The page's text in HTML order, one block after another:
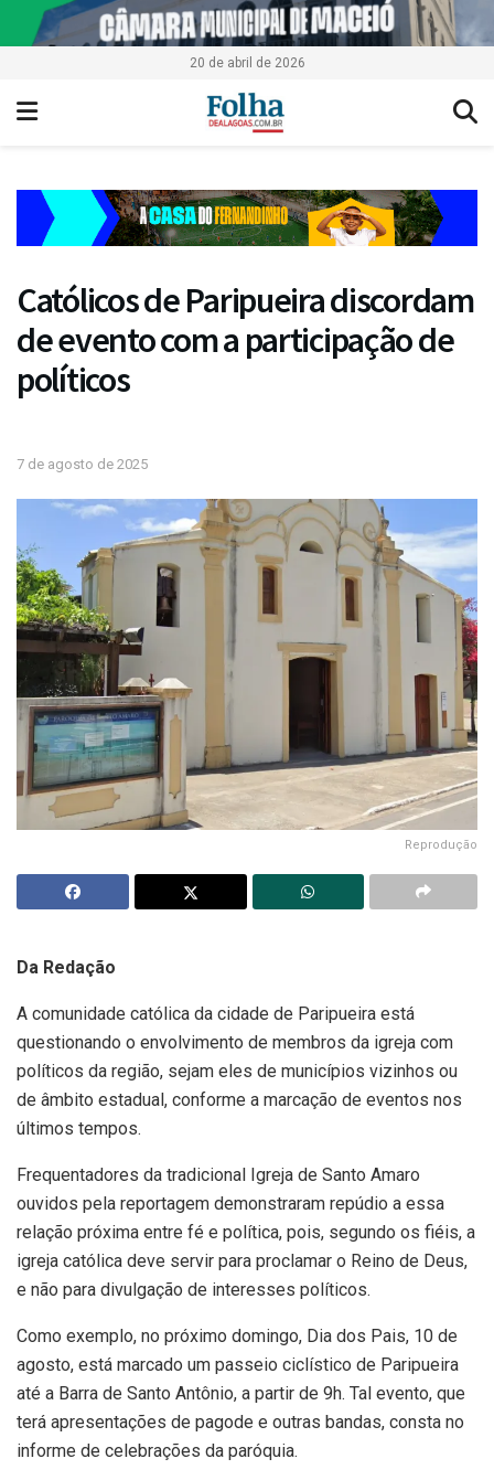
20 de abril de 2026
Católicos de Paripueira discordam
de evento com a participação de
políticos
7 de agosto de 2025
Reprodução
Da Redação
A comunidade católica da cidade de Paripueira está
questionando o envolvimento de membros da igreja com
políticos da região, sejam eles de municípios vizinhos ou
de âmbito estadual, conforme a marcação de eventos nos
últimos tempos.
Frequentadores da tradicional Igreja de Santo Amaro
ouvidos pela reportagem demonstraram repúdio a essa
relação próxima entre fé e política, pois, segundo os fiéis, a
igreja católica deve servir para proclamar o Reino de Deus,
e não para divulgação de interesses políticos.
Como exemplo, no próximo domingo, Dia dos Pais, 10 de
agosto, está marcado um passeio ciclístico de Paripueira
até a Barra de Santo Antônio, a partir de 9h. Tal evento, que
terá apresentações de pagode e outras bandas, consta no
informe de celebrações da paróquia.